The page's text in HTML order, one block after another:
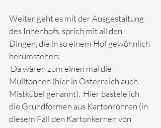
Weiter geht es mit der Ausgestaltung
des Innenhofs, sprich mit all den
Dingen, die in so einem Hof gewöhnlich
herumstehen:
Mülltonnen (hier in Österreich auch
Mistkübel genannt).  Hier bastele ich
die Grundformen aus Kartonröhren (in
diesem Fall den Kartonkernen von